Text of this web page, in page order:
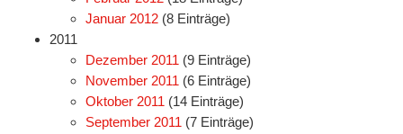
Januar 2012 (8 Einträge)
2011
Dezember 2011 (9 Einträge)
November 2011 (6 Einträge)
Oktober 2011 (14 Einträge)
September 2011 (7 Einträge)